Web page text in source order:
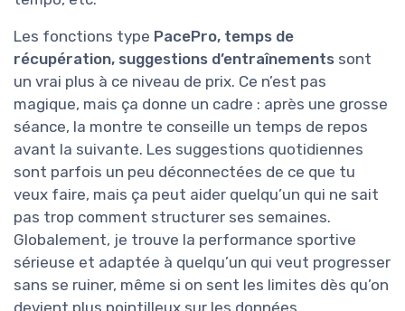
Les fonctions type PacePro, temps de
récupération, suggestions d’entraînements sont
un vrai plus à ce niveau de prix. Ce n’est pas
magique, mais ça donne un cadre : après une grosse
séance, la montre te conseille un temps de repos
avant la suivante. Les suggestions quotidiennes
sont parfois un peu déconnectées de ce que tu
veux faire, mais ça peut aider quelqu’un qui ne sait
pas trop comment structurer ses semaines.
Globalement, je trouve la performance sportive
sérieuse et adaptée à quelqu’un qui veut progresser
sans se ruiner, même si on sent les limites dès qu’on
devient plus pointilleux sur les données.